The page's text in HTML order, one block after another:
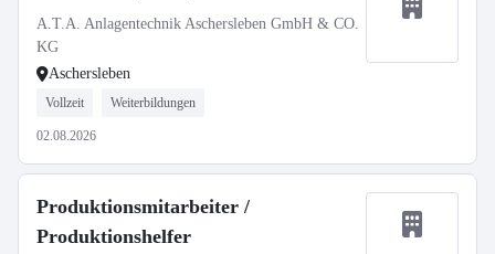
A.T.A. Anlagentechnik Aschersleben GmbH & CO.
KG
Aschersleben
Vollzeit Weiterbildungen
02.08.2026
Produktionsmitarbeiter /
Produktionshelfer